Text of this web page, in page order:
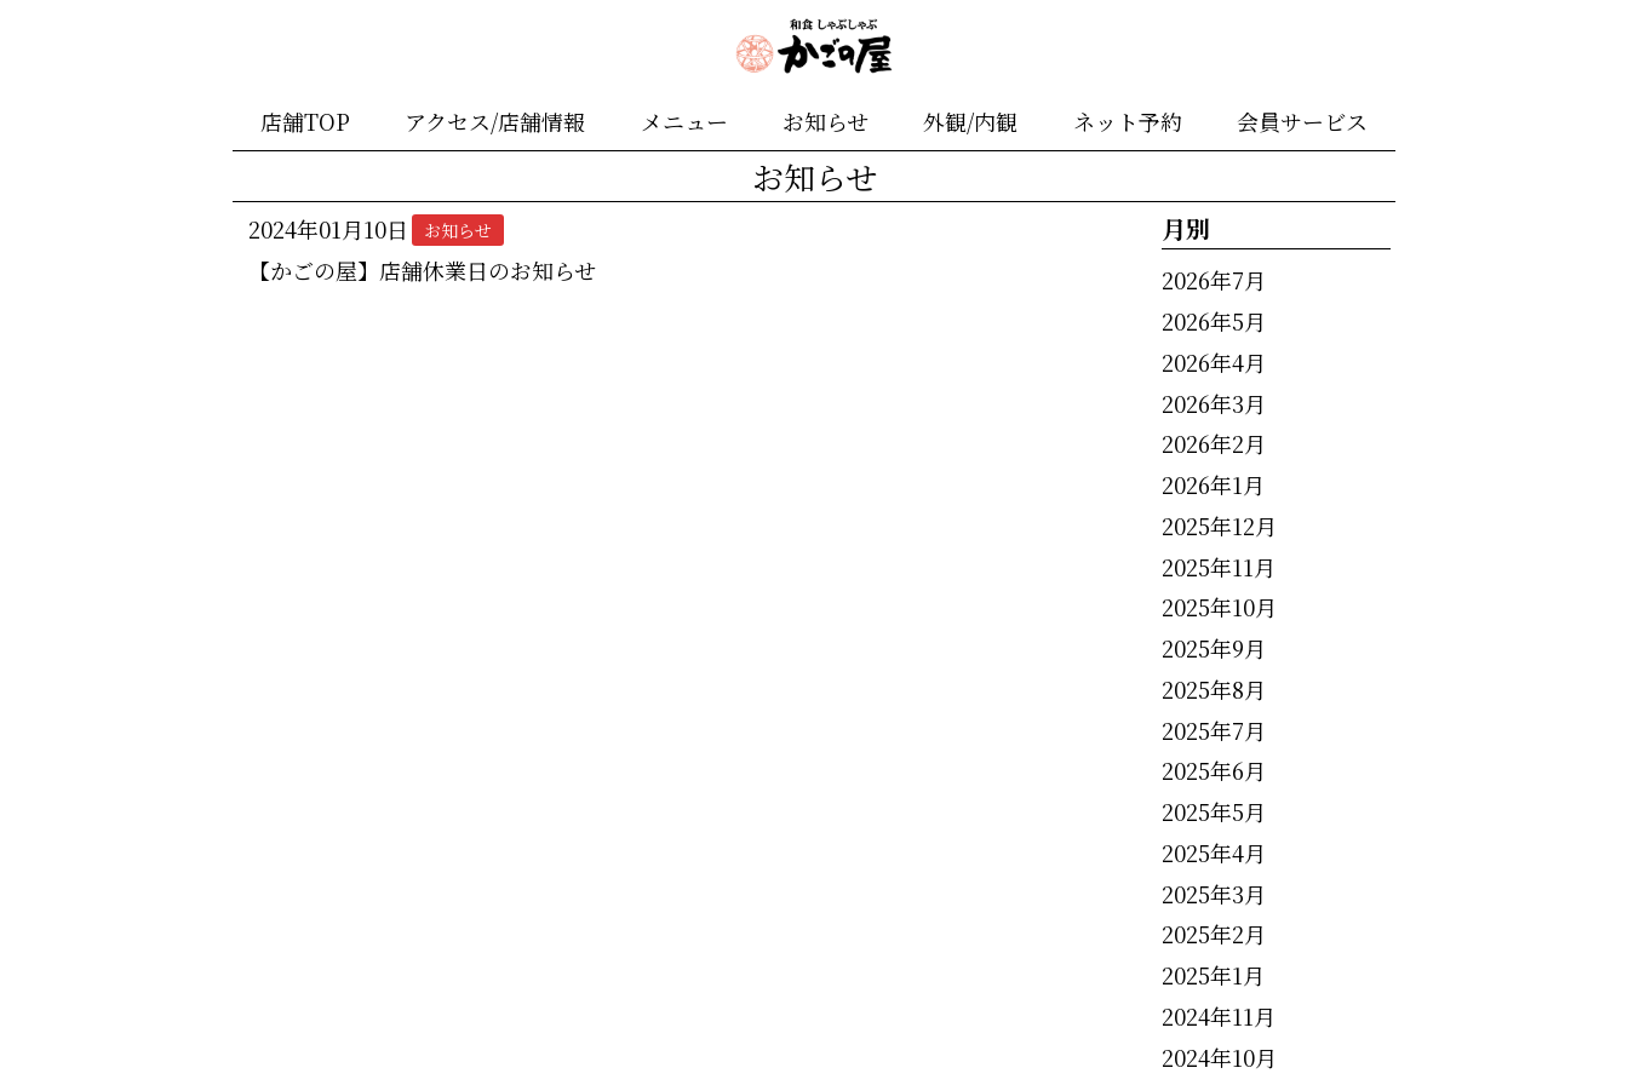
店舗TOP アクセス/店舗情報 メニュー お知らせ 外観/内観 ネット予約 会員サービス
お知らせ
2024年01月10日 お知らせ
【かごの屋】店舗休業日のお知らせ
月別
2026年7月
2026年5月
2026年4月
2026年3月
2026年2月
2026年1月
2025年12月
2025年11月
2025年10月
2025年9月
2025年8月
2025年7月
2025年6月
2025年5月
2025年4月
2025年3月
2025年2月
2025年1月
2024年11月
2024年10月